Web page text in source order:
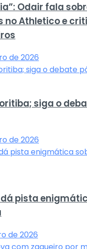
Odair fala
no Athletico e
de 2026
siga o
de 2026
dá pista
de 2026